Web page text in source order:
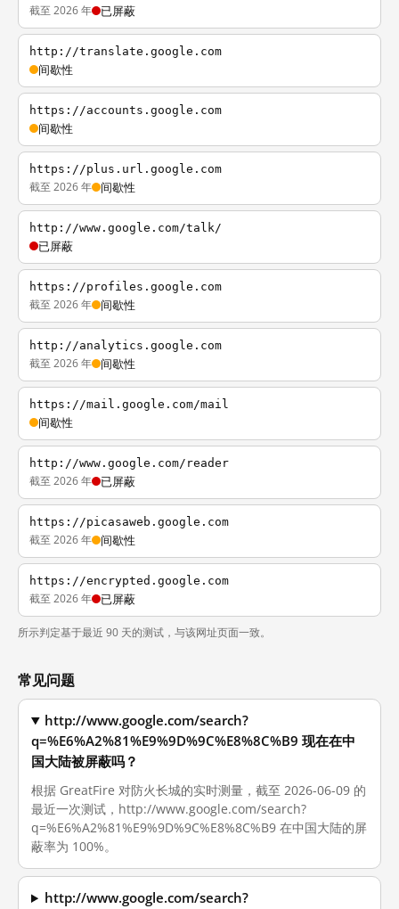
截至 2026 年 已屏蔽
http://translate.google.com
间歇性
https://accounts.google.com
间歇性
https://plus.url.google.com
截至 2026 年 间歇性
http://www.google.com/talk/
已屏蔽
https://profiles.google.com
截至 2026 年 间歇性
http://analytics.google.com
截至 2026 年 间歇性
https://mail.google.com/mail
间歇性
http://www.google.com/reader
截至 2026 年 已屏蔽
https://picasaweb.google.com
截至 2026 年 间歇性
https://encrypted.google.com
截至 2026 年 已屏蔽
所示判定基于最近 90 天的测试，与该网址页面一致。
常见问题
http://www.google.com/search?
q=%E6%A2%81%E9%9D%9C%E8%8C%B9 现在在中
国大陆被屏蔽吗？
根据 GreatFire 对防火长城的实时测量，截至 2026-06-09 的
最近一次测试，http://www.google.com/search?
q=%E6%A2%81%E9%9D%9C%E8%8C%B9 在中国大陆的屏
蔽率为 100%。
http://www.google.com/search?